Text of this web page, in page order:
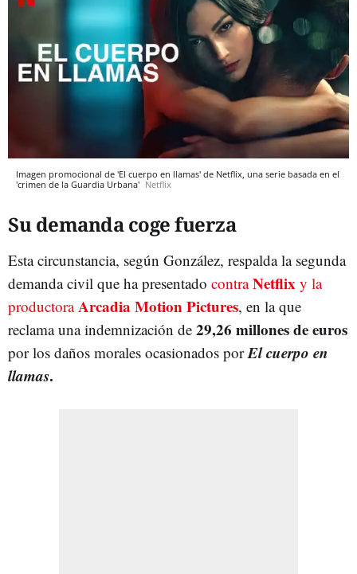
Imagen promocional de 'El cuerpo en llamas' de Netflix, una serie basada en el
'crimen de la Guardia Urbana' Netflix
Su demanda coge fuerza
Esta circunstancia, según González, respalda la segunda
demanda civil que ha presentado contraNetflix y la
productoraArcadia Motion Pictures, en la que
reclama una indemnización de 29,26 millones de euros
por los daños morales ocasionados porEl cuerpo en
llamas.